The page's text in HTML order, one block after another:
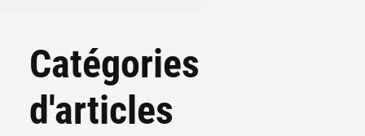
Catégories
d'articles